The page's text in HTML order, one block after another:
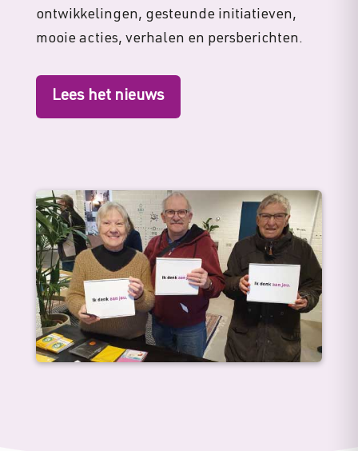
ontwikkelingen, gesteunde initiatieven,
mooie acties, verhalen en persberichten.
Lees het nieuws